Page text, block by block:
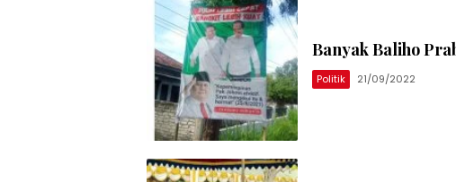
Banyak Baliho
Politik 21/09/2022